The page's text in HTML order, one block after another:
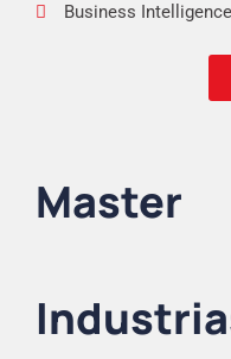
Business Intelligence
Master